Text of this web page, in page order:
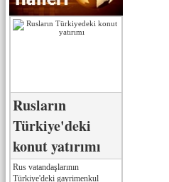
Rusların
Türkiye'deki
konut yatırımı
Rus vatandaşlarının
Türkiye'deki gayrimenkul